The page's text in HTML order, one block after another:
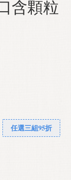
含顆粒
任選三組95折